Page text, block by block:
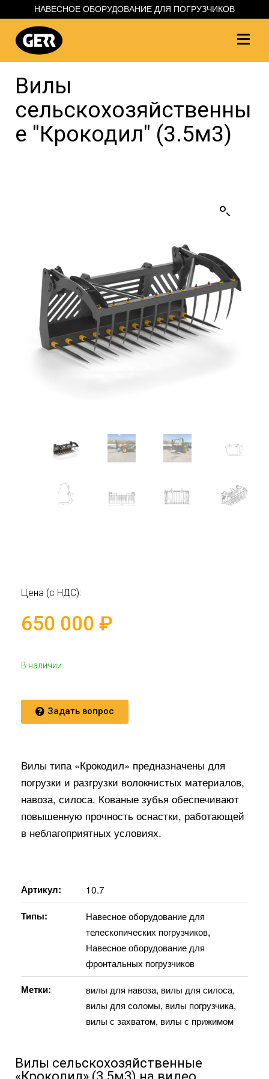
НАВЕСНОЕ ОБОРУДОВАНИЕ ДЛЯ ПОГРУЗЧИКОВ
Вилы
сельскохозяйственны
е "Крокодил" (3.5м3)
Цена (с НДС):
650 000 ₽
В наличии
Задать вопрос
Вилы типа «Крокодил» предназначены для
погрузки и разгрузки волокнистых материалов,
навоза, силоса. Кованые зубья обеспечивают
повышенную прочность оснастки, работающей
в неблагоприятных условиях.
Артикул:
10.7
Типы:
Навесное оборудование для
телескопических погрузчиков,
Навесное оборудование для
фронтальных погрузчиков
Метки:
вилы для навоза, вилы для силоса,
вилы для соломы, вилы погрузчика,
вилы с захватом, вилы с прижимом
Вилы сельскохозяйственные